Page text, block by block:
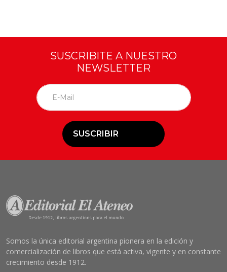
SUSCRIBITE A NUESTRO
NEWSLETTER
SUSCRIBIR
Somos la única editorial argentina pionera en la edición y
comercialización de libros que está activa, vigente y en constante
crecimiento desde 1912.